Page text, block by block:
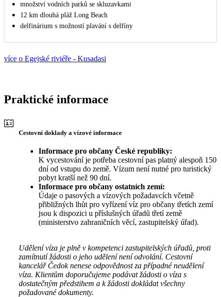
množství vodních parků se skluzavkami
12 km dlouhá pláž Long Beach
delfinárium s možností plavání s delfíny
více o Egejské riviéře - Kusadasi
Praktické informace
Cestovní doklady a vízové informace
Informace pro občany České republiky:
K vycestování je potřeba cestovní pas platný alespoň 150
dní od vstupu do země. Vízum není nutné pro turistický
pobyt kratší než 90 dní.
Informace pro občany ostatních zemí:
Údaje o pasových a vízových požadavcích včetně
přibližných lhůt pro vyřízení víz pro občany třetích zemí
jsou k dispozici u příslušných úřadů třetí země
(ministerstvo zahraničních věcí, zastupitelský úřad).
Udělení víza je plně v kompetenci zastupitelských úřadů, proti
zamítnutí žádosti o jeho udělení není odvolání. Cestovní
kancelář Čedok nenese odpovědnost za případné neudělení
víza. Klientům doporučujeme podávat žádosti o víza s
dostatečným předstihem a k žádosti dokládat všechny
požadované dokumenty.